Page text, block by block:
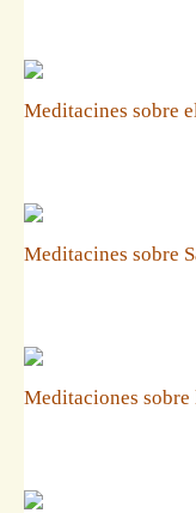
Meditacines sobre
Meditacines sobre
Meditaciones